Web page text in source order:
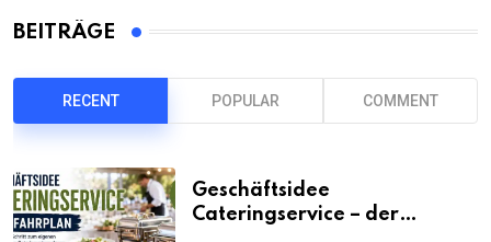
BEITRÄGE
RECENT POPULAR COMMENT
Geschäftsidee
Cateringservice – der